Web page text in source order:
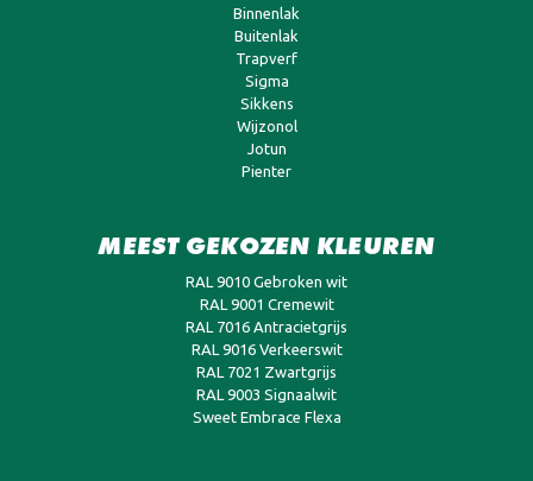
Binnenlak
Buitenlak
Trapverf
Sigma
Sikkens
Wijzonol
Jotun
Pienter
MEEST GEKOZEN KLEUREN
RAL 9010 Gebroken wit
RAL 9001 Cremewit
RAL 7016 Antracietgrijs
RAL 9016 Verkeerswit
RAL 7021 Zwartgrijs
RAL 9003 Signaalwit
Sweet Embrace Flexa